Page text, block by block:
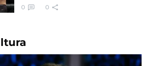
0 0